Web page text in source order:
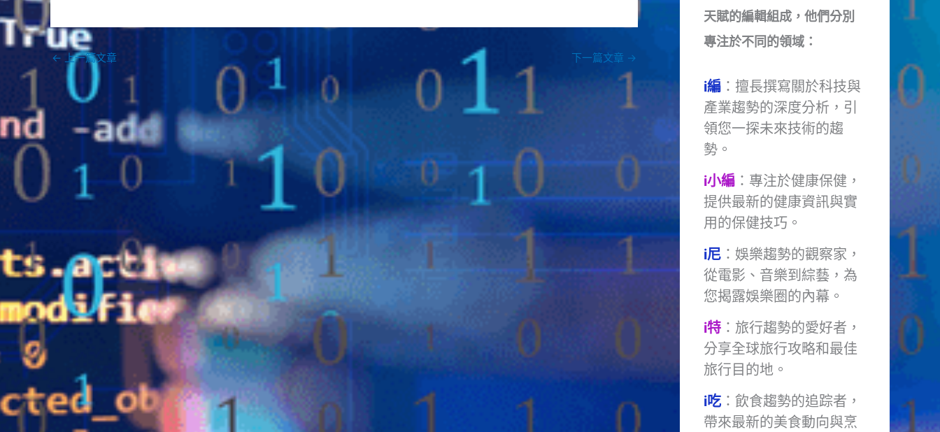
← 上一篇文章 下一篇文章 →
天賦的編輯組成，他們分別
專注於不同的領域：
i編：擅長撰寫關於科技與
產業趨勢的深度分析，引
領您一探未來技術的趨
勢。
i小編：專注於健康保健，
提供最新的健康資訊與實
用的保健技巧。
i尼：娛樂趨勢的觀察家，
從電影、音樂到綜藝，為
您揭露娛樂圈的內幕。
i特：旅行趨勢的愛好者，
分享全球旅行攻略和最佳
旅行目的地。
i吃：飲食趨勢的追踪者，
帶來最新的美食動向與烹